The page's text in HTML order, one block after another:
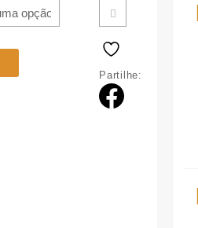
Partilhe: